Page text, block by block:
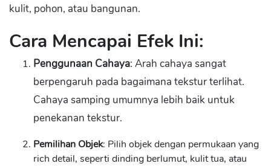
kulit, pohon, atau bangunan.
Cara Mencapai Efek Ini:
Penggunaan Cahaya: Arah cahaya sangat
berpengaruh pada bagaimana tekstur terlihat.
Cahaya samping umumnya lebih baik untuk
penekanan tekstur.
Pemilihan Objek: Pilih objek dengan permukaan yang
rich detail, seperti dinding berlumut, kulit tua, atau